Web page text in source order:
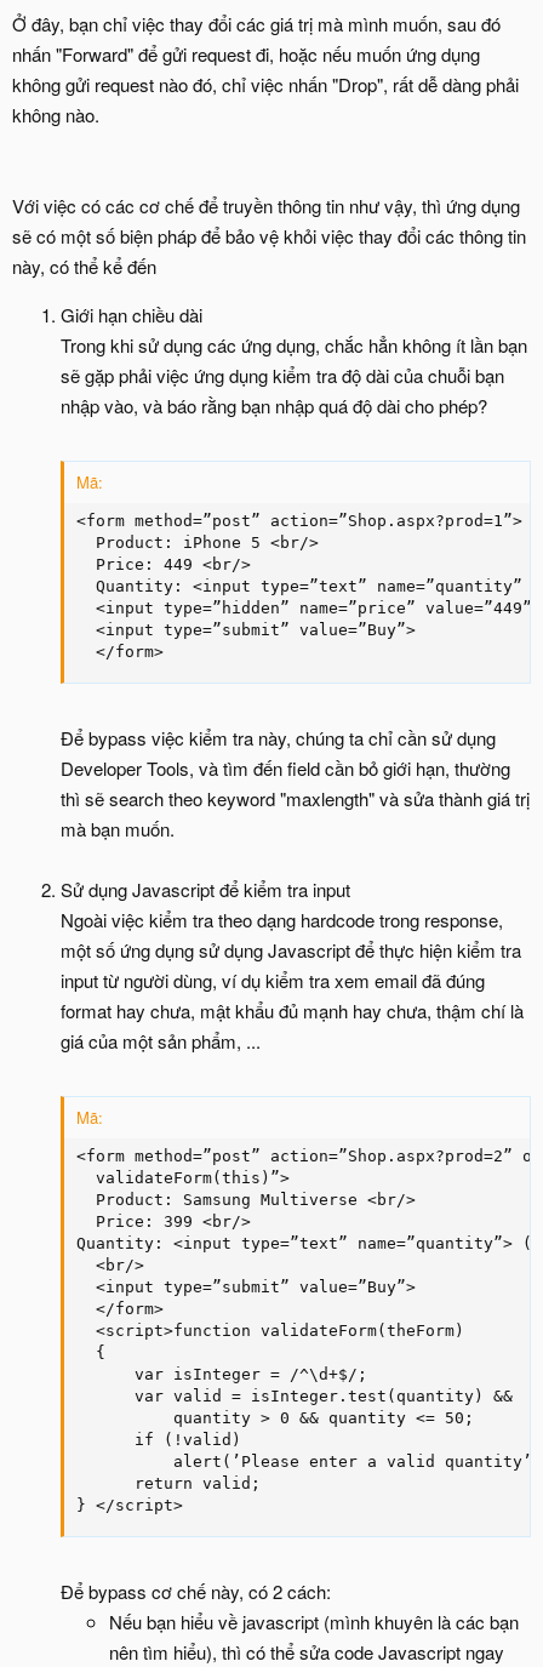
Ở đây, bạn chỉ việc thay đổi các giá trị mà mình muốn, sau đó
nhấn "Forward" để gửi request đi, hoặc nếu muốn ứng dụng
không gửi request nào đó, chỉ việc nhấn "Drop", rất dễ dàng phải
không nào.
Với việc có các cơ chế để truyền thông tin như vậy, thì ứng dụng
sẽ có một số biện pháp để bảo vệ khỏi việc thay đổi các thông tin
này, có thể kể đến
Giới hạn chiều dài
Trong khi sử dụng các ứng dụng, chắc hẳn không ít lần bạn
sẽ gặp phải việc ứng dụng kiểm tra độ dài của chuỗi bạn
nhập vào, và báo rằng bạn nhập quá độ dài cho phép?
Mã:
<form method=”post” action=”Shop.aspx?prod=1”>
  Product: iPhone 5 <br/>
  Price: 449 <br/>
Quantity: <input type=”text” name=”quantity”
  <input type=”hidden” name=”price” value=”449”>
  <input type=”submit” value=”Buy”>
  </form>
Để bypass việc kiểm tra này, chúng ta chỉ cần sử dụng
Developer Tools, và tìm đến field cần bỏ giới hạn, thường
thì sẽ search theo keyword "maxlength" và sửa thành giá trị
mà bạn muốn.
Sử dụng Javascript để kiểm tra input
Ngoài việc kiểm tra theo dạng hardcode trong response,
một số ứng dụng sử dụng Javascript để thực hiện kiểm tra
input từ người dùng, ví dụ kiểm tra xem email đã đúng
format hay chưa, mật khẩu đủ mạnh hay chưa, thậm chí là
giá của một sản phẩm, ...
Mã:
<form method=”post” action=”Shop.aspx?prod=2”
  validateForm(this)”>
  Product: Samsung Multiverse <br/>
  Price: 399 <br/>
Quantity: <input type=”text” name=”quantity”>
  <br/>
  <input type=”submit” value=”Buy”>
  </form>
  <script>function validateForm(theForm)
  {
      var isInteger = /^\d+$/;
      var valid = isInteger.test(quantity) &&
          quantity > 0 && quantity <= 50;
      if (!valid)
alert(’Please enter a valid
      return valid;
} </script>
Để bypass cơ chế này, có 2 cách:
Nếu bạn hiểu về javascript (mình khuyên là các bạn
nên tìm hiểu), thì có thể sửa code Javascript ngay